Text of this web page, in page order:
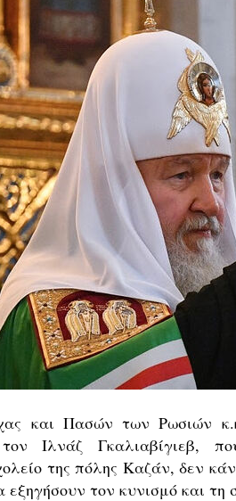
και Πασών των Ρωσιών
Ιλνάζ Γκαλιαβίγιεβ,
της πόλης Καζάν, δεν
τον κυνισμό και τη